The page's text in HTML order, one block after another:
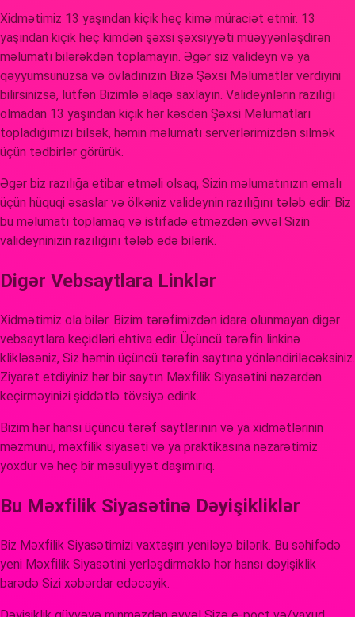
Xidmətimiz 13 yaşından kiçik heç kimə müraciət etmir. 13
yaşından kiçik heç kimdən şəxsi şəxsiyyəti müəyyənləşdirən
məlumatı bilərəkdən toplamayın. Əgər siz valideyn və ya
qəyyumsunuzsa və övladınızın Bizə Şəxsi Məlumatlar verdiyini
bilirsinizsə, lütfən Bizimlə əlaqə saxlayın. Valideynlərin razılığı
olmadan 13 yaşından kiçik hər kəsdən Şəxsi Məlumatları
topladığımızı bilsək, həmin məlumatı serverlərimizdən silmək
üçün tədbirlər görürük.
Əgər biz razılığa etibar etməli olsaq, Sizin məlumatınızın emalı
üçün hüquqi əsaslar və ölkəniz valideynin razılığını tələb edir. Biz
bu məlumatı toplamaq və istifadə etməzdən əvvəl Sizin
valideyninizin razılığını tələb edə bilərik.
Digər Vebsaytlara Linklər
Xidmətimiz ola bilər. Bizim tərəfimizdən idarə olunmayan digər
vebsaytlara keçidləri ehtiva edir. Üçüncü tərəfin linkinə
klikləsəniz, Siz həmin üçüncü tərəfin saytına yönləndiriləcəksiniz.
Ziyarət etdiyiniz hər bir saytın Məxfilik Siyasətini nəzərdən
keçirməyinizi şiddətlə tövsiyə edirik.
Bizim hər hansı üçüncü tərəf saytlarının və ya xidmətlərinin
məzmunu, məxfilik siyasəti və ya praktikasına nəzarətimiz
yoxdur və heç bir məsuliyyət daşımırıq.
Bu Məxfilik Siyasətinə Dəyişikliklər
Biz Məxfilik Siyasətimizi vaxtaşırı yeniləyə bilərik. Bu səhifədə
yeni Məxfilik Siyasətini yerləşdirməklə hər hansı dəyişiklik
barədə Sizi xəbərdar edəcəyik.